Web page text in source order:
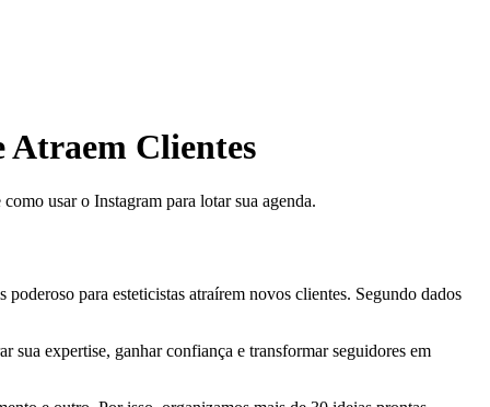
Atraem Clientes
usar o Instagram para lotar sua agenda.
para esteticistas atraírem novos clientes. Segundo dados
expertise, ganhar confiança e transformar seguidores em